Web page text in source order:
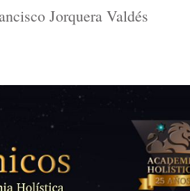
Jorquera Valdés